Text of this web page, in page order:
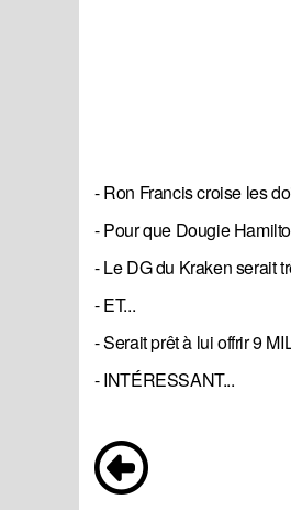
- Ron Francis croise les
- Pour que Dougie
- Le DG du Kraken serait
- ET...
- Serait prêt à lui offrir 9
- INTÉRESSANT...